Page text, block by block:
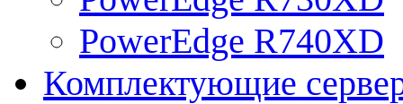
PowerEdge R740XD
Комплектующие